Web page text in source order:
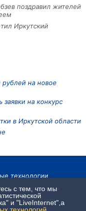
поздравил жителей
Иркутский
на новое
на конкурс
в Иркутской области
технологии
права охраняются
сайтах, обязательна
с тем, что мы
и "LiveInternet",а